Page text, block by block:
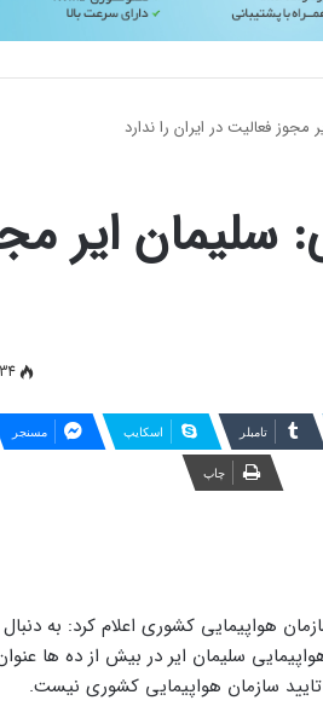
فعالیت در ایران را ندارد
سلیمان ایر
34
تامبلر اسکایپ مسنجر
چاپ
هواپیمایی کشوری اعلام کرد: به
سلیمان ایر در بیش از ده ها
سازمان هواپیمایی کشوری نیست.